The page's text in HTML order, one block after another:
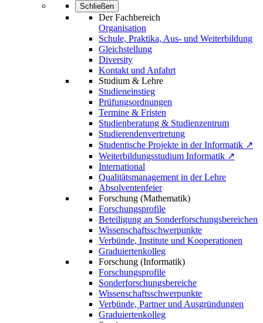
Schließen
Der Fachbereich
Organisation
Schule, Praktika, Aus- und Weiterbildung
Gleichstellung
Diversity
Kontakt und Anfahrt
Studium & Lehre
Studieneinstieg
Prüfungsordnungen
Termine & Fristen
Studienberatung & Studienzentrum
Studierendenvertretung
Studentische Projekte in der Informatik ↗
Weiterbildungsstudium Informatik ↗
International
Qualitätsmanagement in der Lehre
Absolventenfeier
Forschung (Mathematik)
Forschungsprofile
Beteiligung an Sonderforschungsbereichen
Wissenschaftsschwerpunkte
Verbünde, Institute und Kooperationen
Graduiertenkolleg
Forschung (Informatik)
Forschungsprofile
Sonderforschungsbereiche
Wissenschaftsschwerpunkte
Verbünde, Partner und Ausgründungen
Graduiertenkolleg